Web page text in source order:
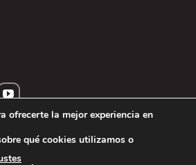
ofrecerte la mejor experiencia en
qué cookies utilizamos o